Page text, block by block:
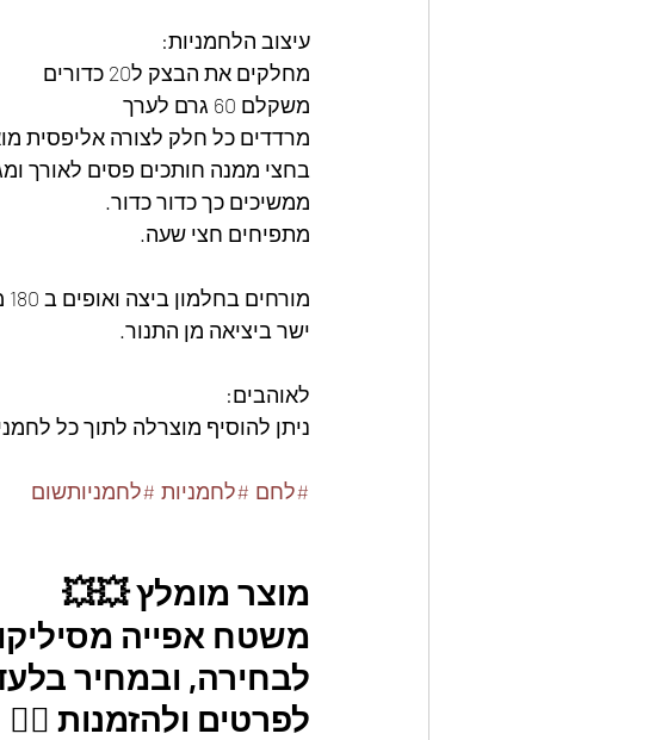
עיצוב הלחמניות:
מחלקים את הבצק ל20 כדורים
משקלם 60 גרם לערך
מרדדים כל חלק לצורה אליפסית
בחצי ממנה חותכים פסים לאורך
ממשיכים כך כדור כדור.
מתפיחים חצי שעה.
ישר ביציאה מן התנור.
לאוהבים:
ניתן להוסיף מוצרלה לתוך כל
#לחם #לחמניות #לחמניותשום
מוצר מומלץ 💥💥
משטח אפייה
לבחירה, ובמחיר
לפרטים ולהזמנות 👇🏼